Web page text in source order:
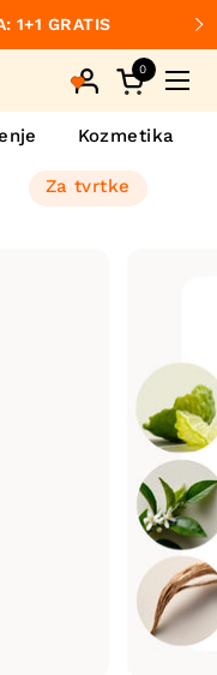
1+1 GRATIS
Otvori
0
Kozmetika
Za tvrtke